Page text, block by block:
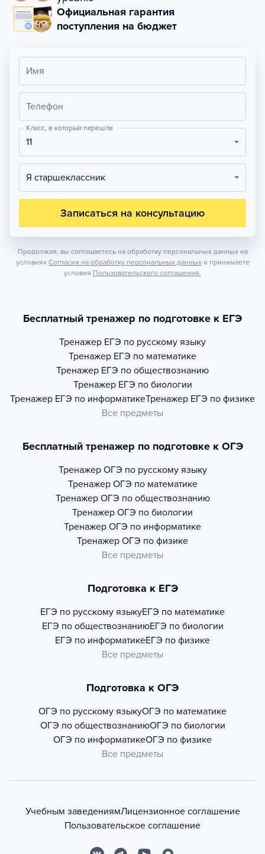
Официальная гарантия
поступления на бюджет
Имя
Телефон
Класс, в который перешли
11
Я старшеклассник
Записаться на консультацию
Продолжая, вы соглашаетесь на обработку персональных данных на
условиях Согласия на обработку персональных данных и принимаете
условия Пользовательского соглашения.
Бесплатный тренажер по подготовке к ЕГЭ
Тренажер ЕГЭ по русскому языку
Тренажер ЕГЭ по математике
Тренажер ЕГЭ по обществознанию
Тренажер ЕГЭ по биологии
Тренажер ЕГЭ по информатикеТренажер ЕГЭ по физике
Все предметы
Бесплатный тренажер по подготовке к ОГЭ
Тренажер ОГЭ по русскому языку
Тренажер ОГЭ по математике
Тренажер ОГЭ по обществознанию
Тренажер ОГЭ по биологии
Тренажер ОГЭ по информатике
Тренажер ОГЭ по физике
Все предметы
Подготовка к ЕГЭ
ЕГЭ по русскому языкуЕГЭ по математике
ЕГЭ по обществознаниюЕГЭ по биологии
ЕГЭ по информатикеЕГЭ по физике
Все предметы
Подготовка к ОГЭ
ОГЭ по русскому языкуОГЭ по математике
ОГЭ по обществознаниюОГЭ по биологии
ОГЭ по информатикеОГЭ по физике
Все предметы
Учебным заведениямЛицензионное соглашение
Пользовательское соглашение